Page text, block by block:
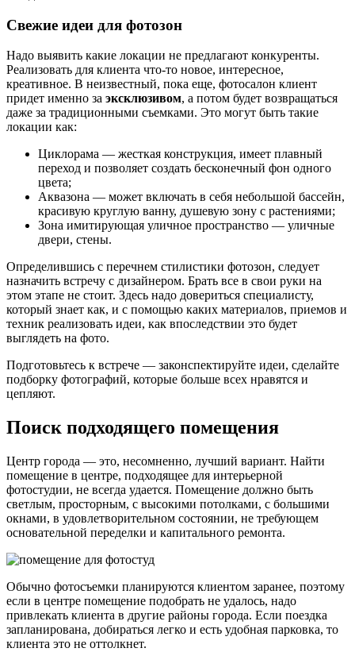
Свежие идеи для фотозон
Надо выявить какие локации не предлагают конкуренты.
Реализовать для клиента что-то новое, интересное,
креативное. В неизвестный, пока еще, фотосалон клиент
придет именно за эксклюзивом, а потом будет возвращаться
даже за традиционными съемками. Это могут быть такие
локации как:
Циклорама — жесткая конструкция, имеет плавный
переход и позволяет создать бесконечный фон одного
цвета;
Аквазона — может включать в себя небольшой бассейн,
красивую круглую ванну, душевую зону с растениями;
Зона имитирующая уличное пространство — уличные
двери, стены.
Определившись с перечнем стилистики фотозон, следует
назначить встречу с дизайнером. Брать все в свои руки на
этом этапе не стоит. Здесь надо довериться специалисту,
который знает как, и с помощью каких материалов, приемов и
техник реализовать идеи, как впоследствии это будет
выглядеть на фото.
Подготовьтесь к встрече — законспектируйте идеи, сделайте
подборку фотографий, которые больше всех нравятся и
цепляют.
Поиск подходящего помещения
Центр города — это, несомненно, лучший вариант. Найти
помещение в центре, подходящее для интерьерной
фотостудии, не всегда удается. Помещение должно быть
светлым, просторным, с высокими потолками, с большими
окнами, в удовлетворительном состоянии, не требующем
основательной переделки и капитального ремонта.
Обычно фотосъемки планируются клиентом заранее, поэтому
если в центре помещение подобрать не удалось, надо
привлекать клиента в другие районы города. Если поездка
запланирована, добираться легко и есть удобная парковка, то
клиента это не оттолкнет.